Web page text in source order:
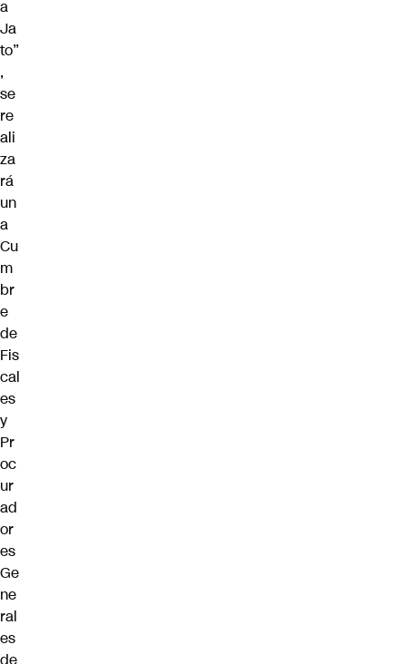
a
Ja
to”
,
se
re
ali
za
rá
un
a
Cu
m
br
e
de
Fis
cal
es
y
Pr
oc
ur
ad
or
es
Ge
ne
ral
es
de